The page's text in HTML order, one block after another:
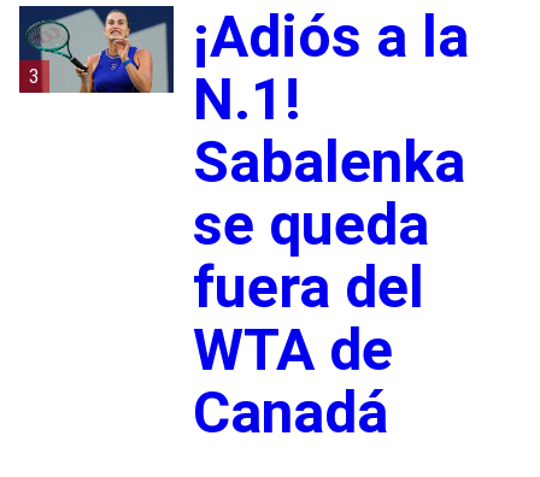
3
¡Adiós a la
N.1!
Sabalenka
se queda
fuera del
WTA de
Canadá